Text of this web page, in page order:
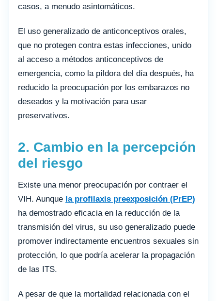
casos, a menudo asintomáticos.
El uso generalizado de anticonceptivos orales,
que no protegen contra estas infecciones, unido
al acceso a métodos anticonceptivos de
emergencia, como la píldora del día después, ha
reducido la preocupación por los embarazos no
deseados y la motivación para usar
preservativos.
2. Cambio en la percepción
del riesgo
Existe una menor preocupación por contraer el
VIH. Aunque la profilaxis preexposición (PrEP)
ha demostrado eficacia en la reducción de la
transmisión del virus, su uso generalizado puede
promover indirectamente encuentros sexuales sin
protección, lo que podría acelerar la propagación
de las ITS.
A pesar de que la mortalidad relacionada con el